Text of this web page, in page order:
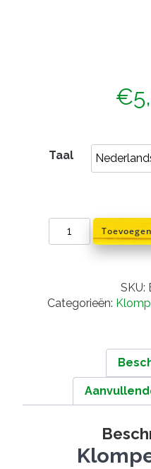
€
Taal
klompen
boek
aantal
SKU:
Categorieën: